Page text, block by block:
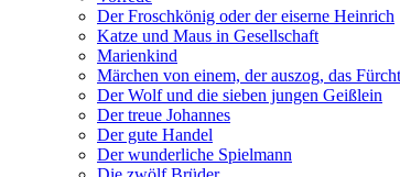
Der Froschkönig oder der eiserne Heinrich
Katze und Maus in Gesellschaft
Marienkind
Märchen von einem, der auszog, das
Der Wolf und die sieben jungen Geißlein
Der treue Johannes
Der gute Handel
Der wunderliche Spielmann